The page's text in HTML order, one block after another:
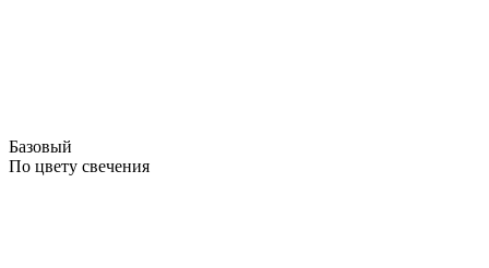
Базовый
По цвету свечения